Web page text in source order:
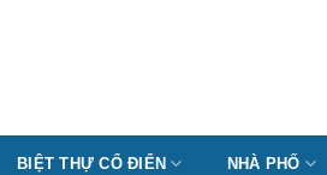
BIỆT THỰ CỔ ĐIỂN NHÀ PHỐ